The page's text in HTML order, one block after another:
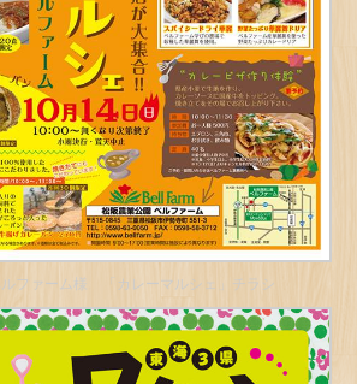
ファーム様 「カレーマルシェ」チラシ